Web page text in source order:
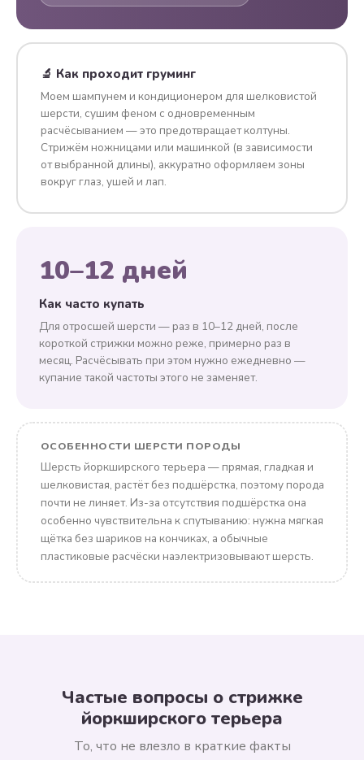
🔬 Как проходит груминг
Моем шампунем и кондиционером для шелковистой
шерсти, сушим феном с одновременным
расчёсыванием — это предотвращает колтуны.
Стрижём ножницами или машинкой (в зависимости
от выбранной длины), аккуратно оформляем зоны
вокруг глаз, ушей и лап.
10–12 дней
Как часто купать
Для отросшей шерсти — раз в 10–12 дней, после
короткой стрижки можно реже, примерно раз в
месяц. Расчёсывать при этом нужно ежедневно —
купание такой частоты этого не заменяет.
ОСОБЕННОСТИ ШЕРСТИ ПОРОДЫ
Шерсть йоркширского терьера — прямая, гладкая и
шелковистая, растёт без подшёрстка, поэтому порода
почти не линяет. Из-за отсутствия подшёрстка она
особенно чувствительна к спутыванию: нужна мягкая
щётка без шариков на кончиках, а обычные
пластиковые расчёски наэлектризовывают шерсть.
Частые вопросы о стрижке
йоркширского терьера
То, что не влезло в краткие факты